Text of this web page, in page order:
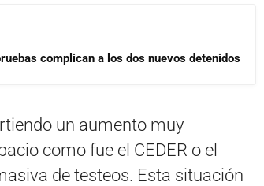
complican a los dos nuevos detenidos
un aumento muy
como fue el CEDER o el
de testeos. Esta situación